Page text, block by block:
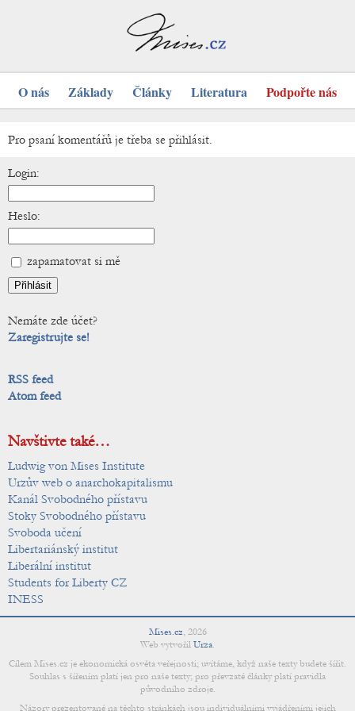
O nás Základy Články Literatura Podpořte nás
Pro psaní komentářů je třeba se přihlásit.
Login:
Heslo:
zapamatovat si mě
Nemáte zde účet?
Zaregistrujte se!
RSS feed
Atom feed
Navštivte také…
Ludwig von Mises Institute
Urzův web o anarchokapitalismu
Kanál Svobodného přístavu
Stoky Svobodného přístavu
Svoboda učení
Libertariánský institut
Liberální institut
Students for Liberty CZ
INESS
Mises.cz, 2026
Web vytvořil Urza.
Cílem Mises.cz je ekonomická osvěta veřejnosti; uvítáme, když naše texty budete šířit.
Souhlas s šířením platí jen pro naše texty; pro převzaté články platí pravidla
původního zdroje.
Názory prezentované na těchto stránkách jsou individuálními vyjádřeními jejich